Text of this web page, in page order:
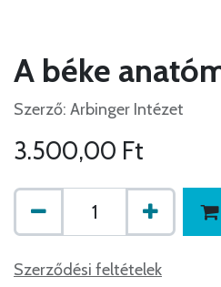
A béke
Szerző: Arbinger Intézet
3.500,00 Ft
Szerződési feltételek